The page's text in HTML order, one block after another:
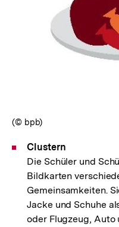
(© bpb)
Clustern
Die Schüler und
Bildkarten
Gemeinsamkeiten.
Jacke und Schuhe
oder Flugzeug, Auto